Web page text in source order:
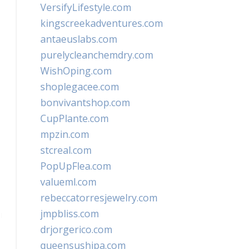
VersifyLifestyle.com
kingscreekadventures.com
antaeuslabs.com
purelycleanchemdry.com
WishOping.com
shoplegacee.com
bonvivantshop.com
CupPlante.com
mpzin.com
stcreal.com
PopUpFlea.com
valueml.com
rebeccatorresjewelry.com
jmpbliss.com
drjorgerico.com
queensushipa.com